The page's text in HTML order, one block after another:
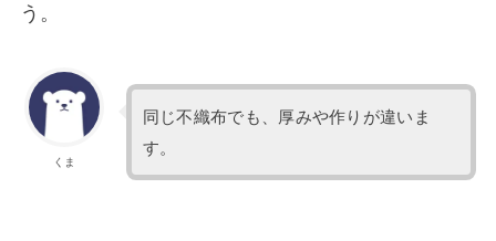
う。
くま
同じ不織布でも、厚みや作りが違いま
す。